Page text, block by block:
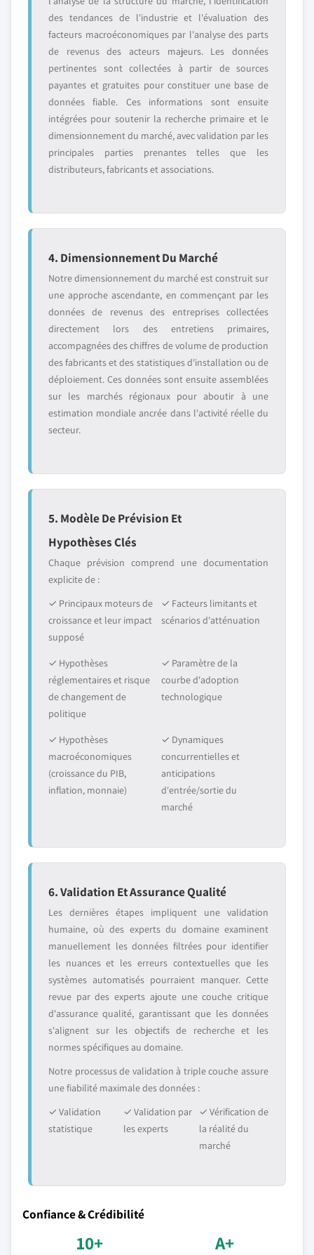
des tendances de l'industrie et l'évaluation des
facteurs macroéconomiques par l'analyse des parts
de revenus des acteurs majeurs. Les données
pertinentes sont collectées à partir de sources
payantes et gratuites pour constituer une base de
données fiable. Ces informations sont ensuite
intégrées pour soutenir la recherche primaire et le
dimensionnement du marché, avec validation par les
principales parties prenantes telles que les
distributeurs, fabricants et associations.
4. Dimensionnement Du Marché
Notre dimensionnement du marché est construit sur
une approche ascendante, en commençant par les
données de revenus des entreprises collectées
directement lors des entretiens primaires,
accompagnées des chiffres de volume de production
des fabricants et des statistiques d'installation ou de
déploiement. Ces données sont ensuite assemblées
sur les marchés régionaux pour aboutir à une
estimation mondiale ancrée dans l'activité réelle du
secteur.
5. Modèle De Prévision Et
Hypothèses Clés
Chaque prévision comprend une documentation
explicite de :
✓ Principaux moteurs de
croissance et leur impact
supposé
✓ Facteurs limitants et
scénarios d'atténuation
✓ Hypothèses
réglementaires et risque
de changement de
politique
✓ Paramètre de la
courbe d'adoption
technologique
✓ Hypothèses
macroéconomiques
(croissance du PIB,
inflation, monnaie)
✓ Dynamiques
concurrentielles et
anticipations
d'entrée/sortie du
marché
6. Validation Et Assurance Qualité
Les dernières étapes impliquent une validation
humaine, où des experts du domaine examinent
manuellement les données filtrées pour identifier
les nuances et les erreurs contextuelles que les
systèmes automatisés pourraient manquer. Cette
revue par des experts ajoute une couche critique
d'assurance qualité, garantissant que les données
s'alignent sur les objectifs de recherche et les
normes spécifiques au domaine.
Notre processus de validation à triple couche assure
une fiabilité maximale des données :
✓ Validation
statistique
✓ Validation par
les experts
✓ Vérification de
la réalité du
marché
Confiance & Crédibilité
10+ A+